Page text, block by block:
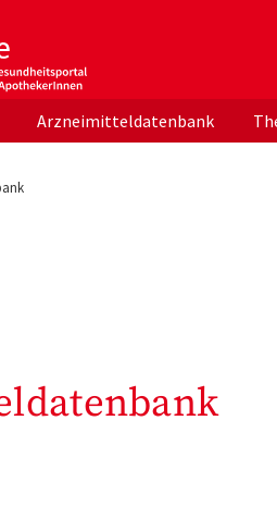
der deutschen
Arzneimitteldatenbank